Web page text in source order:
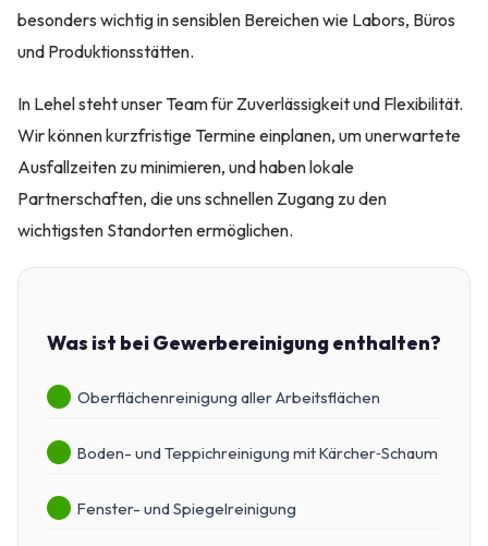
besonders wichtig in sensiblen Bereichen wie Labors, Büros
und Produktionsstätten.
In Lehel steht unser Team für Zuverlässigkeit und Flexibilität.
Wir können kurzfristige Termine einplanen, um unerwartete
Ausfallzeiten zu minimieren, und haben lokale
Partnerschaften, die uns schnellen Zugang zu den
wichtigsten Standorten ermöglichen.
Was ist bei Gewerbereinigung enthalten?
Oberflächenreinigung aller Arbeitsflächen
Boden- und Teppichreinigung mit Kärcher‑Schaum
Fenster- und Spiegelreinigung